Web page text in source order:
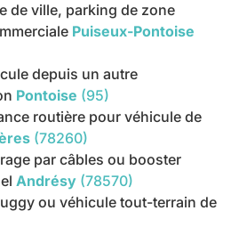
de ville, parking de zone
Puiseux-Pontoise
depuis un autre
Pontoise (95)
routière pour véhicule de
(78260)
par câbles ou booster
Andrésy (78570)
ou véhicule tout-terrain de